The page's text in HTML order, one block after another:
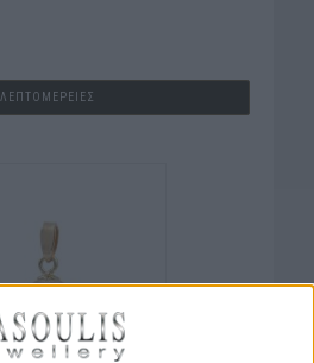
ΛΕΠΤΟΜΕΡΕΙΕΣ